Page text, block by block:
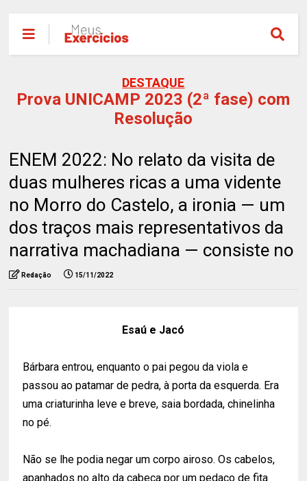
DESTAQUE
Prova UNICAMP 2023 (2ª fase) com
Resolução
ENEM 2022: No relato da visita de
duas mulheres ricas a uma vidente
no Morro do Castelo, a ironia — um
dos traços mais representativos da
narrativa machadiana — consiste no
Redação 15/11/2022
Esaú e Jacó
Bárbara entrou, enquanto o pai pegou da viola e
passou ao patamar de pedra, à porta da esquerda. Era
uma criaturinha leve e breve, saia bordada, chinelinha
no pé.
Não se lhe podia negar um corpo airoso. Os cabelos,
apanhados no alto da cabeça por um pedaço de fita